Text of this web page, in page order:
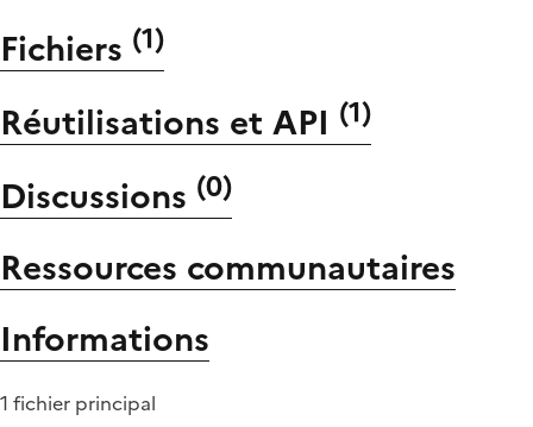
Fichiers (1)
Réutilisations et API (1)
Discussions (0)
Ressources communautaires
Informations
1 fichier principal